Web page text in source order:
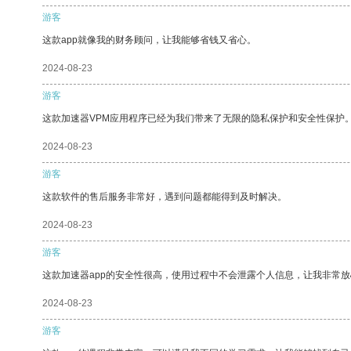
游客
这款app就像我的财务顾问，让我能够省钱又省心。
2024-08-23
游客
这款加速器VPM应用程序已经为我们带来了无限的隐私保护和安全性保护
2024-08-23
游客
这款软件的售后服务非常好，遇到问题都能得到及时解决。
2024-08-23
游客
这款加速器app的安全性很高，使用过程中不会泄露个人信息，让我非常
2024-08-23
游客